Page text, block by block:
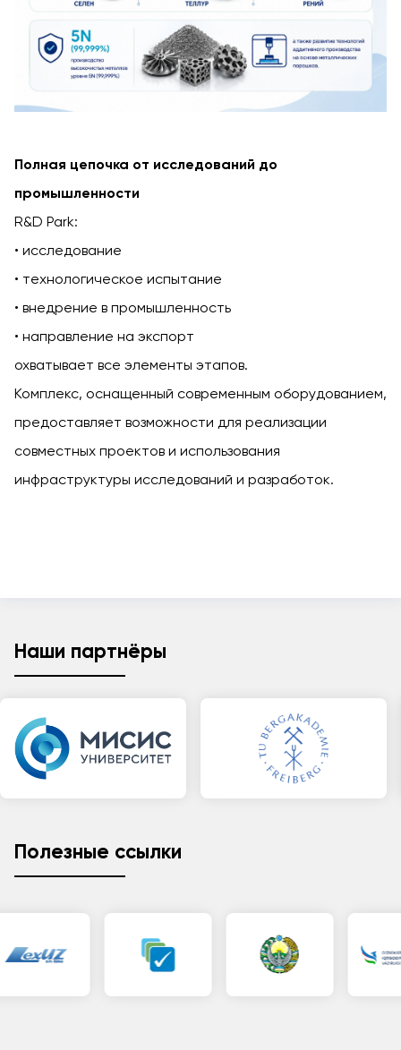
Полная цепочка от исследований до
промышленности
R&D Park:
исследование
технологическое испытание
внедрение в промышленность
направление на экспорт
охватывает все элементы этапов.
Комплекс, оснащенный современным оборудованием,
предоставляет возможности для реализации
совместных проектов и использования
инфраструктуры исследований и разработок.
Наши партнёры
Полезные ссылки